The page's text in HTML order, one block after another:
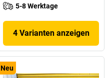
5-8 Werktage
4 Varianten anzeigen
Neu